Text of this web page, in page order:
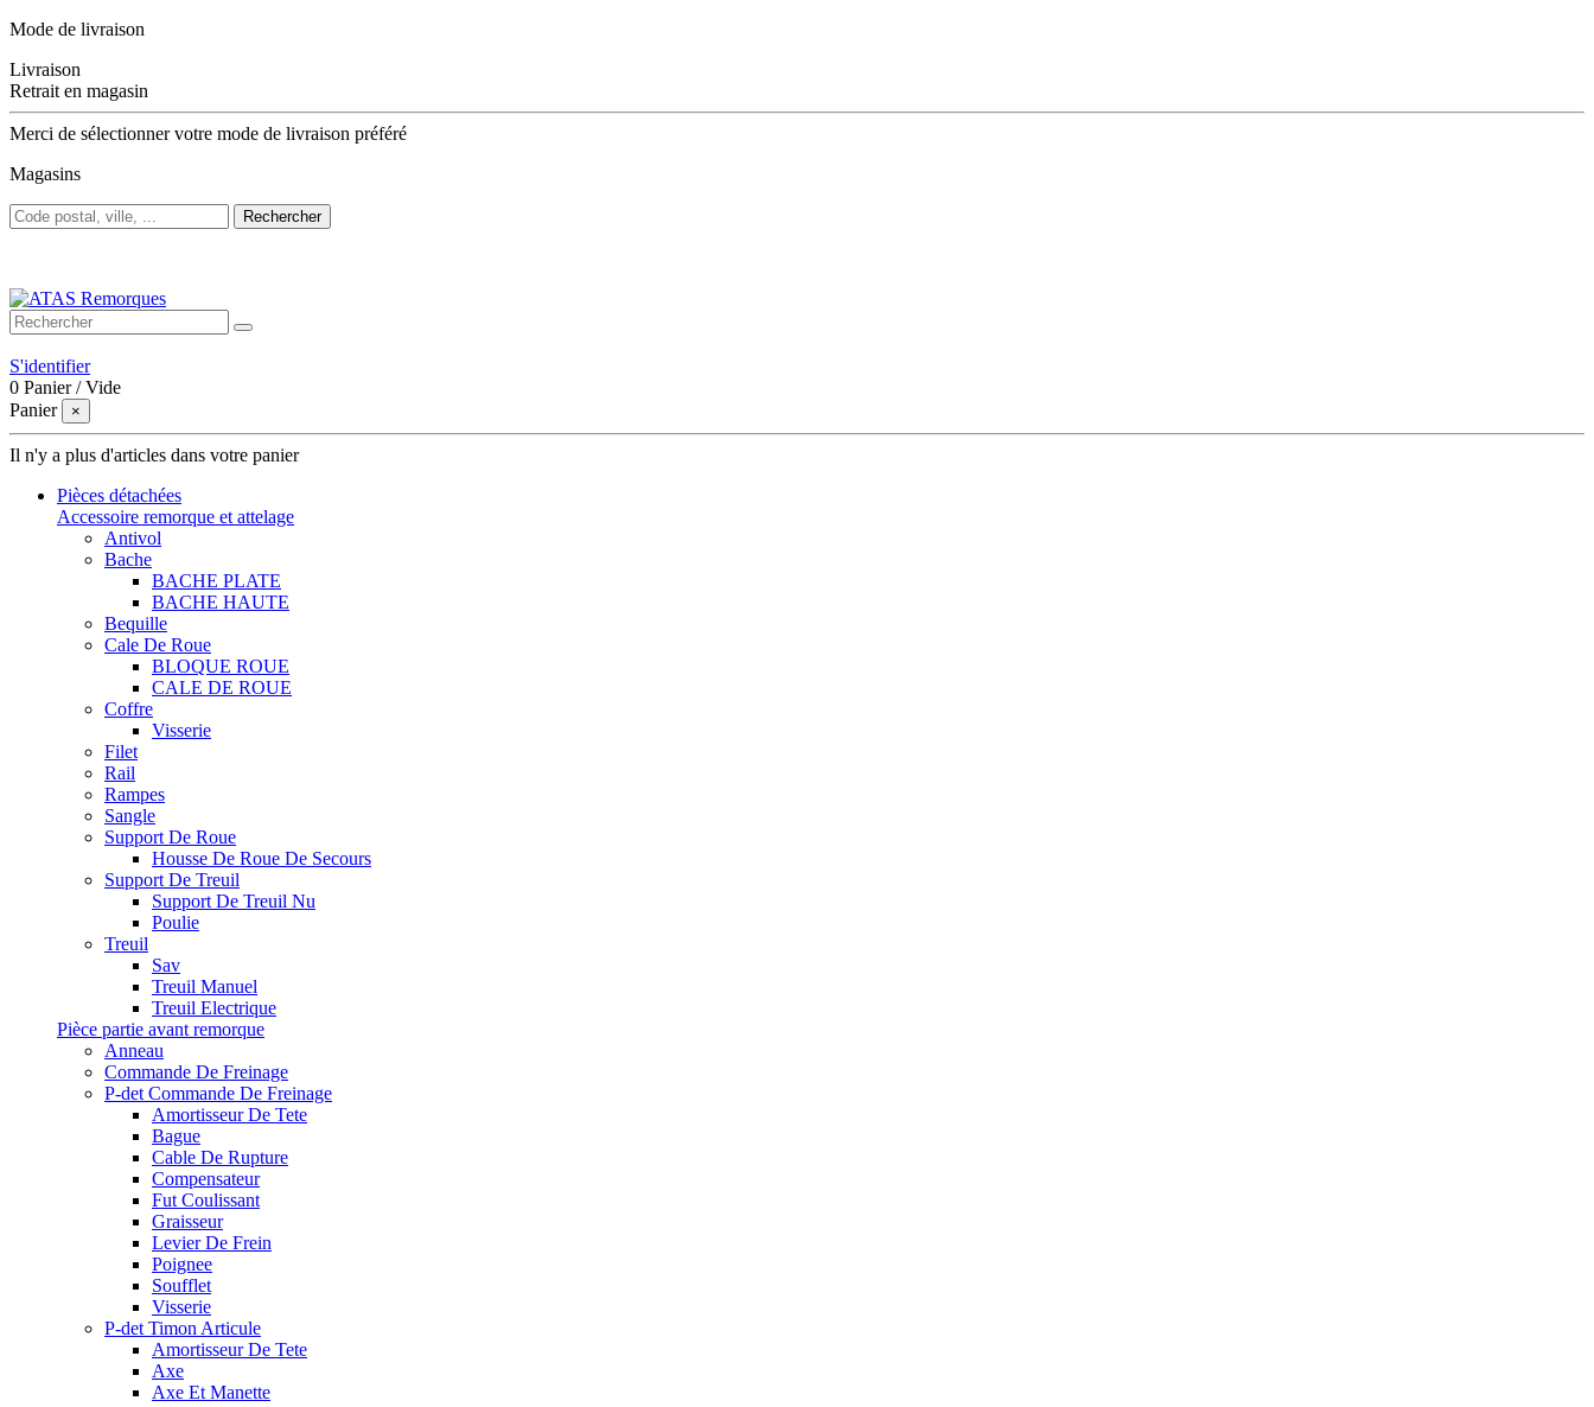
Mode de livraison
Livraison
Retrait en magasin
Merci de sélectionner votre mode de livraison préféré
Magasins
Rechercher
S'identifier
0 Panier /Vide
Panier
×
Il n'y a plus d'articles dans votre panier
Pièces détachées
Accessoire remorque et attelage
Antivol
Bache
BACHE PLATE
BACHE HAUTE
Bequille
Cale De Roue
BLOQUE ROUE
CALE DE ROUE
Coffre
Visserie
Filet
Rail
Rampes
Sangle
Support De Roue
Housse De Roue De Secours
Support De Treuil
Support De Treuil Nu
Poulie
Treuil
Sav
Treuil Manuel
Treuil Electrique
Pièce partie avant remorque
Anneau
Commande De Freinage
P-det Commande De Freinage
Amortisseur De Tete
Bague
Cable De Rupture
Compensateur
Fut Coulissant
Graisseur
Levier De Frein
Poignee
Soufflet
Visserie
P-det Timon Articule
Amortisseur De Tete
Axe
Axe Et Manette